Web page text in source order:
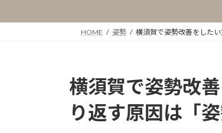
HOME 姿勢 横須賀で姿勢改善をした
横須賀で姿勢改
り返す原因は「